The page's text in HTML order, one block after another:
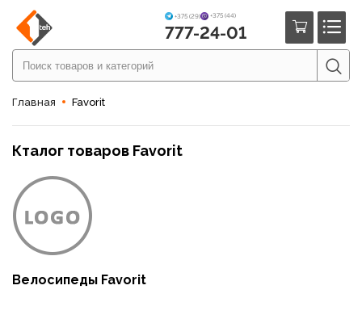
+375 (29) +375 (44)
777-24-01
Главная Favorit
Кталог товаров Favorit
Велосипеды Favorit